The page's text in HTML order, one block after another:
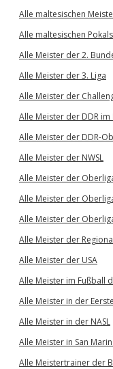
Alle maltesischen
Alle maltesischen
Alle Meister der 2.
Alle Meister der 3. Liga
Alle Meister der
Alle Meister der DDR
Alle Meister der DDR-
Alle Meister der NWSL
Alle Meister der
Alle Meister der
Alle Meister der
Alle Meister der
Alle Meister der USA
Alle Meister im Fußball
Alle Meister in der
Alle Meister in der NASL
Alle Meister in San
Alle Meistertrainer der